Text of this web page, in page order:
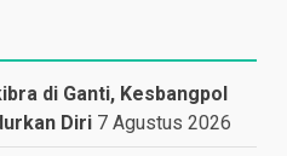
di Ganti, Kesbangpol
Diri 7 Agustus 2026